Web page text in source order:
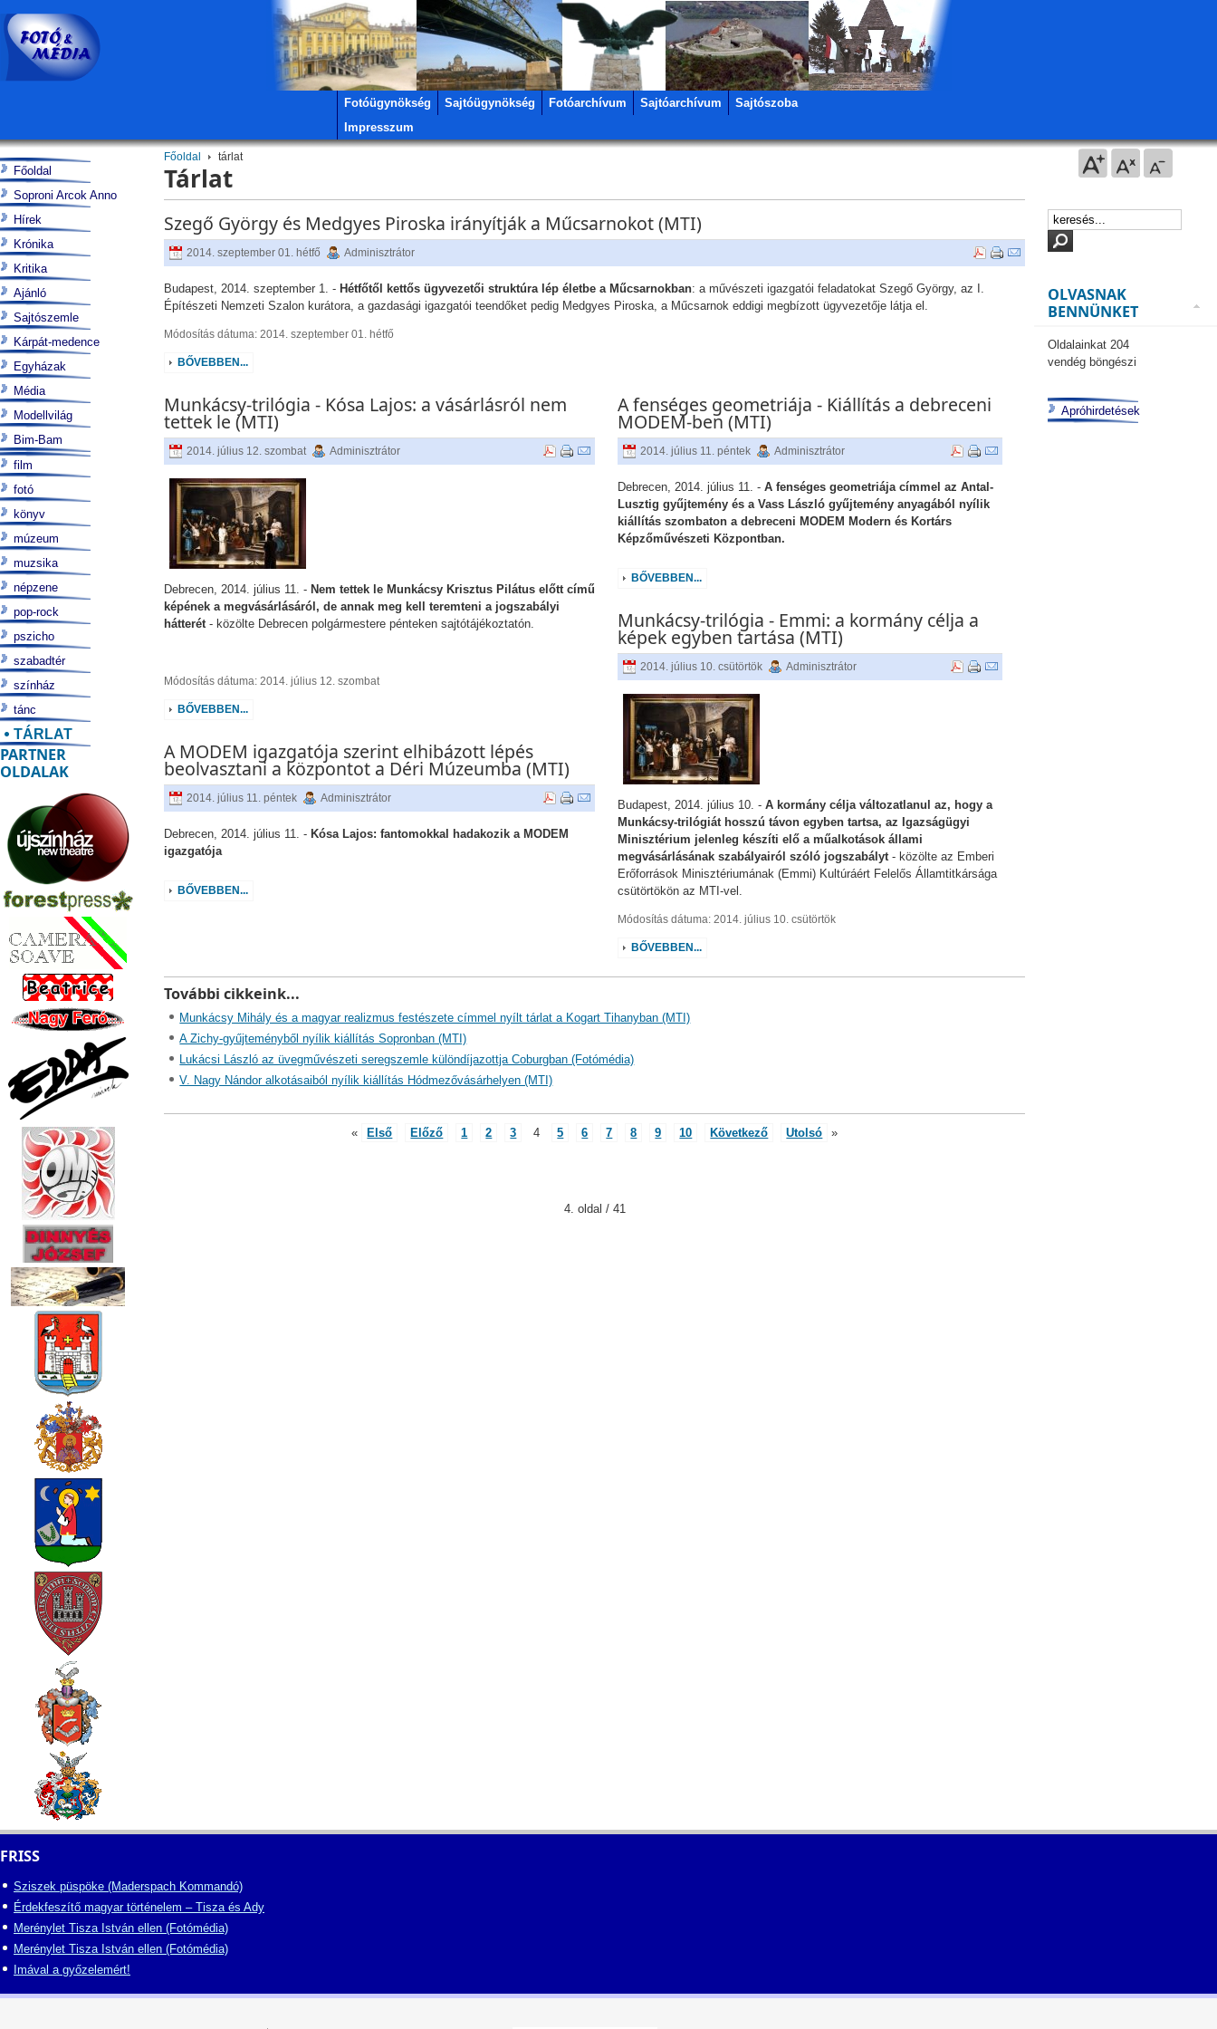
Fotóügynökség Sajtóügynökség Fotóarchívum Sajtóarchívum
Sajtószoba
Impresszum
Főoldal tárlat
Tárlat
Szegő György és Medgyes Piroska irányítják a Műcsarnokot (MTI)
2014. szeptember 01. hétfő Adminisztrátor
Budapest, 2014. szeptember 1. - Hétfőtől kettős ügyvezetői struktúra lép életbe a Műcsarnokban: a művészeti igazgatói feladatokat Szegő György, az I.
Építészeti Nemzeti Szalon kurátora, a gazdasági igazgatói teendőket pedig Medgyes Piroska, a Műcsarnok eddigi megbízott ügyvezetője látja el.
Módosítás dátuma: 2014. szeptember 01. hétfő
BŐVEBBEN...
Munkácsy-trilógia - Kósa Lajos: a vásárlásról nem
tettek le (MTI)
2014. július 12. szombat Adminisztrátor
Debrecen, 2014. július 11. - Nem tettek le Munkácsy Krisztus Pilátus előtt című
képének a megvásárlásáról, de annak meg kell teremteni a jogszabályi
hátterét- közölte Debrecen polgármestere pénteken sajtótájékoztatón.
Módosítás dátuma: 2014. július 12. szombat
BŐVEBBEN...
A MODEM igazgatója szerint elhibázott lépés
beolvasztani a központot a Déri Múzeumba (MTI)
2014. július 11. péntek Adminisztrátor
Debrecen, 2014. július 11. - Kósa Lajos: fantomokkal hadakozik a MODEM
igazgatója
BŐVEBBEN...
A fenséges geometriája - Kiállítás a debreceni
MODEM-ben (MTI)
2014. július 11. péntek Adminisztrátor
Debrecen, 2014. július 11. -A fenséges geometriája címmel az Antal-
Lusztig gyűjtemény és a Vass László gyűjtemény anyagából nyílik
kiállítás szombaton a debreceni MODEM Modern és Kortárs
Képzőművészeti Központban.
BŐVEBBEN...
Munkácsy-trilógia - Emmi: a kormány célja a
képek egyben tartása (MTI)
2014. július 10. csütörtök Adminisztrátor
Budapest, 2014. július 10. - A kormány célja változatlanul az, hogy a
Munkácsy-trilógiát hosszú távon egyben tartsa, az Igazságügyi
Minisztérium jelenleg készíti elő a műalkotások állami
megvásárlásának szabályairól szóló jogszabályt- közölte az Emberi
Erőforrások Minisztériumának (Emmi) Kultúráért Felelős Államtitkársága
csütörtökön az MTI-vel.
Módosítás dátuma: 2014. július 10. csütörtök
BŐVEBBEN...
További cikkeink...
Munkácsy Mihály és a magyar realizmus festészete címmel nyílt tárlat a Kogart Tihanyban (MTI)
A Zichy-gyűjteményből nyílik kiállítás Sopronban (MTI)
Lukácsi László az üvegművészeti seregszemle különdíjazottja Coburgban (Fotómédia)
V. Nagy Nándor alkotásaiból nyílik kiállítás Hódmezővásárhelyen (MTI)
« Első Előző 1 2 3 4 5 6 7 8 9 10 Következő Utolsó »
4. oldal / 41
Főoldal
Soproni Arcok Anno
Hírek
Krónika
Kritika
Ajánló
Sajtószemle
Kárpát-medence
Egyházak
Média
Modellvilág
Bim-Bam
film
fotó
könyv
múzeum
muzsika
népzene
pop-rock
pszicho
szabadtér
színház
tánc
TÁRLAT
PARTNER
OLDALAK
OLVASNAK
BENNÜNKET
Oldalainkat 204
vendég böngészi
Apróhirdetések
FRISS
Sziszek püspöke (Maderspach Kommandó)
Érdekfeszítő magyar történelem – Tisza és Ady
Merénylet Tisza István ellen (Fotómédia)
Merénylet Tisza István ellen (Fotómédia)
Imával a győzelemért!